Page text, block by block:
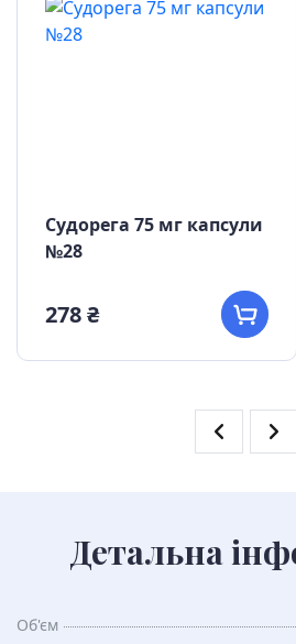
Судорега 75 мг капсули
№28
278 ₴
Детальна
Об'єм